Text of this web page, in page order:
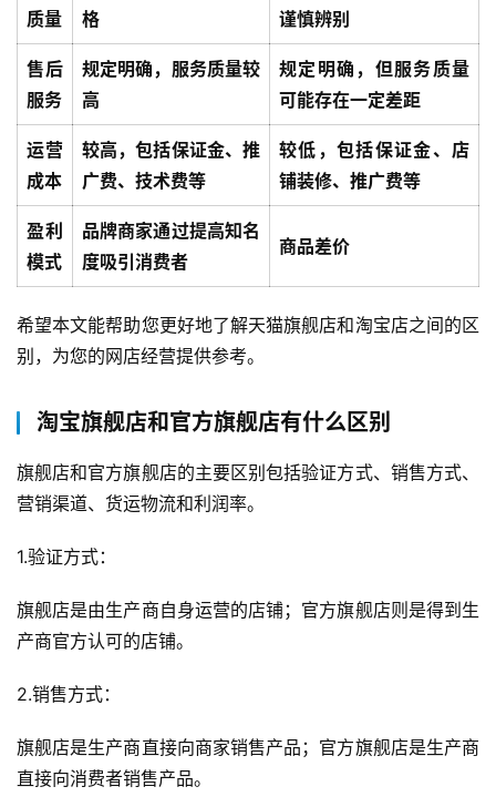
质量 格 谨慎辨别
售后
服务
规定明确，服务质量较
高
规定明确，但服务质量
可能存在一定差距
运营
成本
较高，包括保证金、推
广费、技术费等
较低，包括保证金、店
铺装修、推广费等
盈利
模式
品牌商家通过提高知名
度吸引消费者
商品差价
希望本文能帮助您更好地了解天猫旗舰店和淘宝店之间的区
别，为您的网店经营提供参考。
淘宝旗舰店和官方旗舰店有什么区别
旗舰店和官方旗舰店的主要区别包括验证方式、销售方式、
营销渠道、货运物流和利润率。
1.验证方式：
旗舰店是由生产商自身运营的店铺；官方旗舰店则是得到生
产商官方认可的店铺。
2.销售方式：
旗舰店是生产商直接向商家销售产品；官方旗舰店是生产商
直接向消费者销售产品。